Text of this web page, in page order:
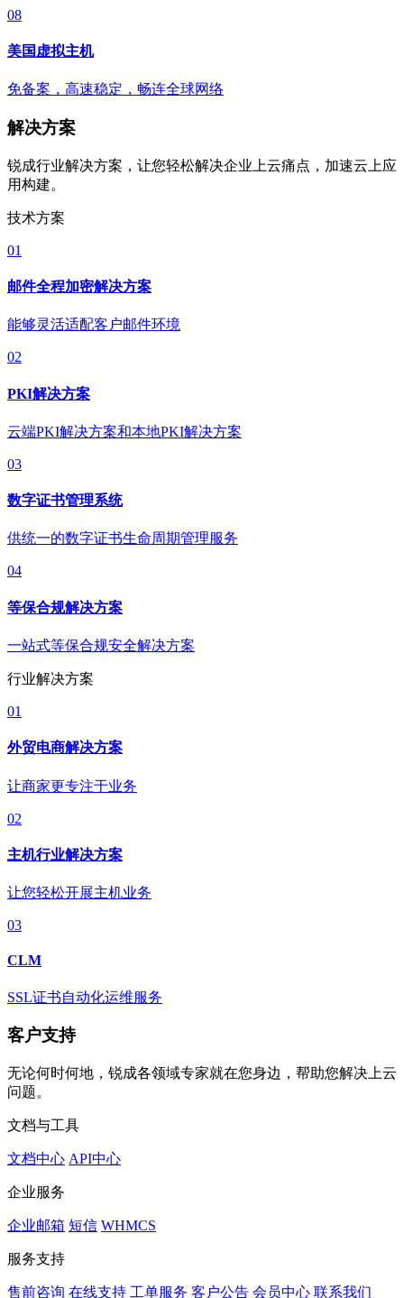
08
美国虚拟主机
免备案，高速稳定，畅连全球网络
解决方案
锐成行业解决方案，让您轻松解决企业上云痛点，加速云上应
用构建。
技术方案
01
邮件全程加密解决方案
能够灵活适配客户邮件环境
02
PKI解决方案
云端PKI解决方案和本地PKI解决方案
03
数字证书管理系统
供统一的数字证书生命周期管理服务
04
等保合规解决方案
一站式等保合规安全解决方案
行业解决方案
01
外贸电商解决方案
让商家更专注于业务
02
主机行业解决方案
让您轻松开展主机业务
03
CLM
SSL证书自动化运维服务
客户支持
无论何时何地，锐成各领域专家就在您身边，帮助您解决上云
问题。
文档与工具
文档中心 API中心
企业服务
企业邮箱 短信 WHMCS
服务支持
售前咨询 在线支持 工单服务 客户公告 会员中心 联系我们